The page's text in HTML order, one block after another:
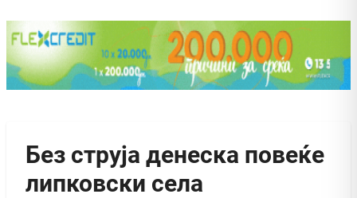
Без струја денеска повеќе
липковски села